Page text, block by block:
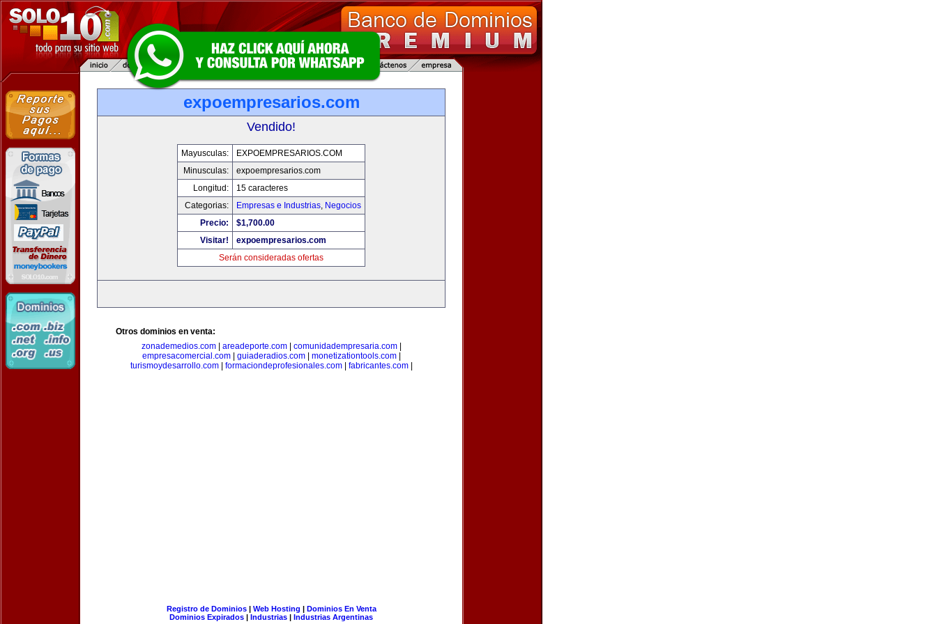
expoempresarios.com
Vendido!
Mayusculas:
EXPOEMPRESARIOS.COM
Minusculas:
expoempresarios.com
Longitud:
15 caracteres
Categorias:
Empresas e Industrias, Negocios
Precio:
$1,700.00
Visitar!
expoempresarios.com
Serán consideradas ofertas
Otros dominios en venta:
zonademedios.com| areadeporte.com| comunidadempresaria.com|
empresacomercial.com| guiaderadios.com| monetizationtools.com|
turismoydesarrollo.com| formaciondeprofesionales.com| fabricantes.com|
Registro de Dominios| Web Hosting | Dominios En Venta
Dominios Expirados | Industrias | Industrias Argentinas